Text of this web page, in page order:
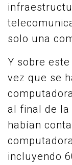
solo una
Y sobre
vez que se
al final de la
habían
incluyendo